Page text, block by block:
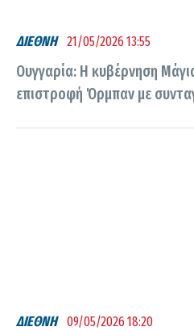
ΔΙΕΘΝΗ 21/05/2026 13:55
Ουγγαρία: Η κυβέρνηση
επιστροφή Όρμπαν με
ΔΙΕΘΝΗ 09/05/2026 18:20